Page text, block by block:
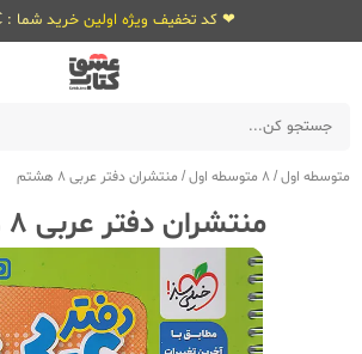
❤ کد تخفیف ویژه اولین خرید شما : KLC ❤
متوسطه اول/8 متوسطه اول / منتشران دفتر عربی 8 هشتم
منتشران دفتر عربی 8 هشتم